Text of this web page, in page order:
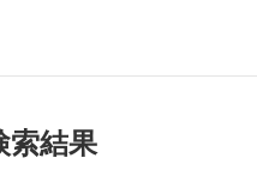
結果